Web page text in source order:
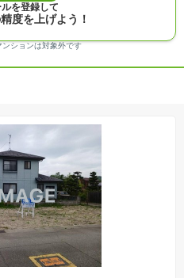
を登録して
度を上げよう！
ションは対象外です